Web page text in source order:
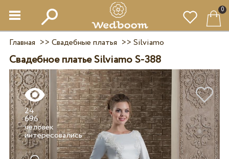
0
Главная >> Свадебные платья >> Silviamo
Свадебное платье Silviamo S-388
24
696
человек
интересовались